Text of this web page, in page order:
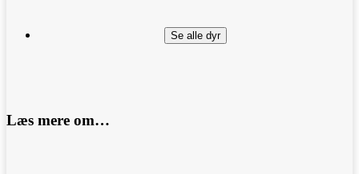
Se alle dyr
Læs mere om…